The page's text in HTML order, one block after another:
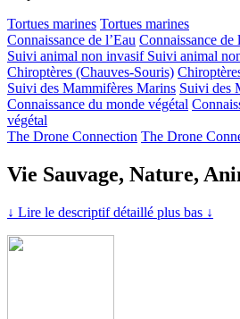
Tortues marines Tortues marines
Connaissance de l’Eau Connaissance de
Suivi animal non invasif Suivi animal
Chiroptères (Chauves-Souris)
Suivi des Mammifères Marins Suivi des
Connaissance du monde végétal
végétal
The Drone Connection The Drone
Vie Sauvage, Nature,
↓ Lire le descriptif détaillé plus bas ↓